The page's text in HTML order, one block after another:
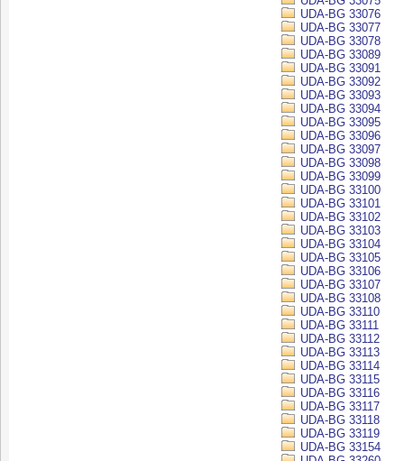
UDA-BG 33076
UDA-BG 33077
UDA-BG 33078
UDA-BG 33089
UDA-BG 33091
UDA-BG 33092
UDA-BG 33093
UDA-BG 33094
UDA-BG 33095
UDA-BG 33096
UDA-BG 33097
UDA-BG 33098
UDA-BG 33099
UDA-BG 33100
UDA-BG 33101
UDA-BG 33102
UDA-BG 33103
UDA-BG 33104
UDA-BG 33105
UDA-BG 33106
UDA-BG 33107
UDA-BG 33108
UDA-BG 33110
UDA-BG 33111
UDA-BG 33112
UDA-BG 33113
UDA-BG 33114
UDA-BG 33115
UDA-BG 33116
UDA-BG 33117
UDA-BG 33118
UDA-BG 33119
UDA-BG 33154